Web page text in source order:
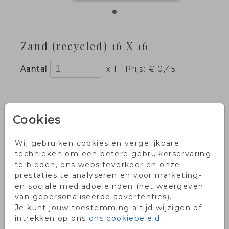
Cookies
Wij gebruiken cookies en vergelijkbare
technieken om een betere gebruikerservaring
te bieden, ons websiteverkeer en onze
prestaties te analyseren en voor marketing-
en sociale mediadoeleinden (het weergeven
van gepersonaliseerde advertenties).
Je kunt jouw toestemming altijd wijzigen of
intrekken op ons ons cookiebeleid.
Zand (recycled) 16 X 16
Aantal x 1 Prijs: € 0,45
✓ Exclusieve kaartjes
✓ Voor 18.00 uur besteld, dezelfde
dag in productie
✓ Onze klanten waarderen ons
met een 9!
OMSCHRIJVING